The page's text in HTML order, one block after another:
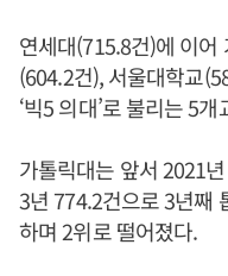
연세대(715.8건)에 이
(604.2건), 서울대학교
‘빅5 의대’로 불리는 5
가톨릭대는 앞서 2021
3년 774.2건으로 3년째
하며 2위로 떨어졌다.